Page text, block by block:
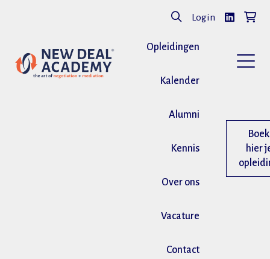
Login
Opleidingen
Kalender
Alumni
Kennis
Over ons
Vacature
Contact
Boek
hier